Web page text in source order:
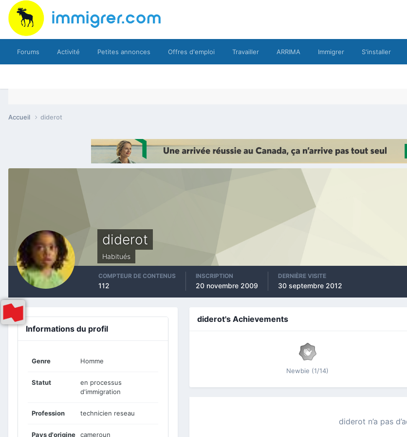
Forums Activité Petites annonces Offres d'emploi Travailler ARRIMA Immigrer S'installer
Accueil diderot
diderot
Habitués
COMPTEUR DE CONTENUS
112
INSCRIPTION
20 novembre 2009
DERNIÈRE VISITE
30 septembre 2012
Informations du profil
Genre Homme
Statut
en processus
d'immigration
Profession technicien reseau
Pays d'origine cameroun
diderot's Achievements
Newbie (1/14)
diderot n’a pas